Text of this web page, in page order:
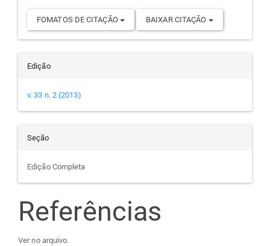
FOMATOS DE CITAÇÃO BAIXAR CITAÇÃO
Edição
v. 33 n. 2 (2013)
Seção
Edição Completa
Referências
Ver no arquivo.